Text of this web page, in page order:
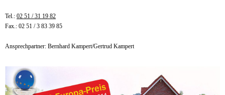
Tel.: 02 51 / 31 19 82
Fax.: 02 51 / 3 83 39 85
Ansprechpartner: Bernhard Kampert/Gertrud Kampert